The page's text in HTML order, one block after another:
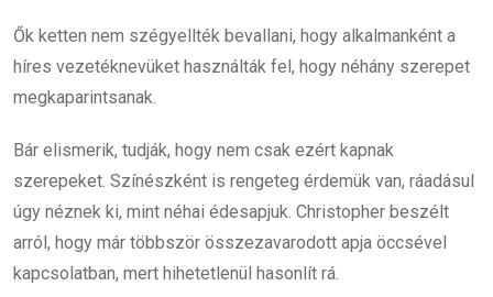
Ők ketten nem szégyellték bevallani, hogy alkalmanként a
híres vezetéknevüket használták fel, hogy néhány szerepet
megkaparintsanak.
Bár elismerik, tudják, hogy nem csak ezért kapnak
szerepeket. Színészként is rengeteg érdemük van, ráadásul
úgy néznek ki, mint néhai édesapjuk. Christopher beszélt
arról, hogy már többször összezavarodott apja öccsével
kapcsolatban, mert hihetetlenül hasonlít rá.